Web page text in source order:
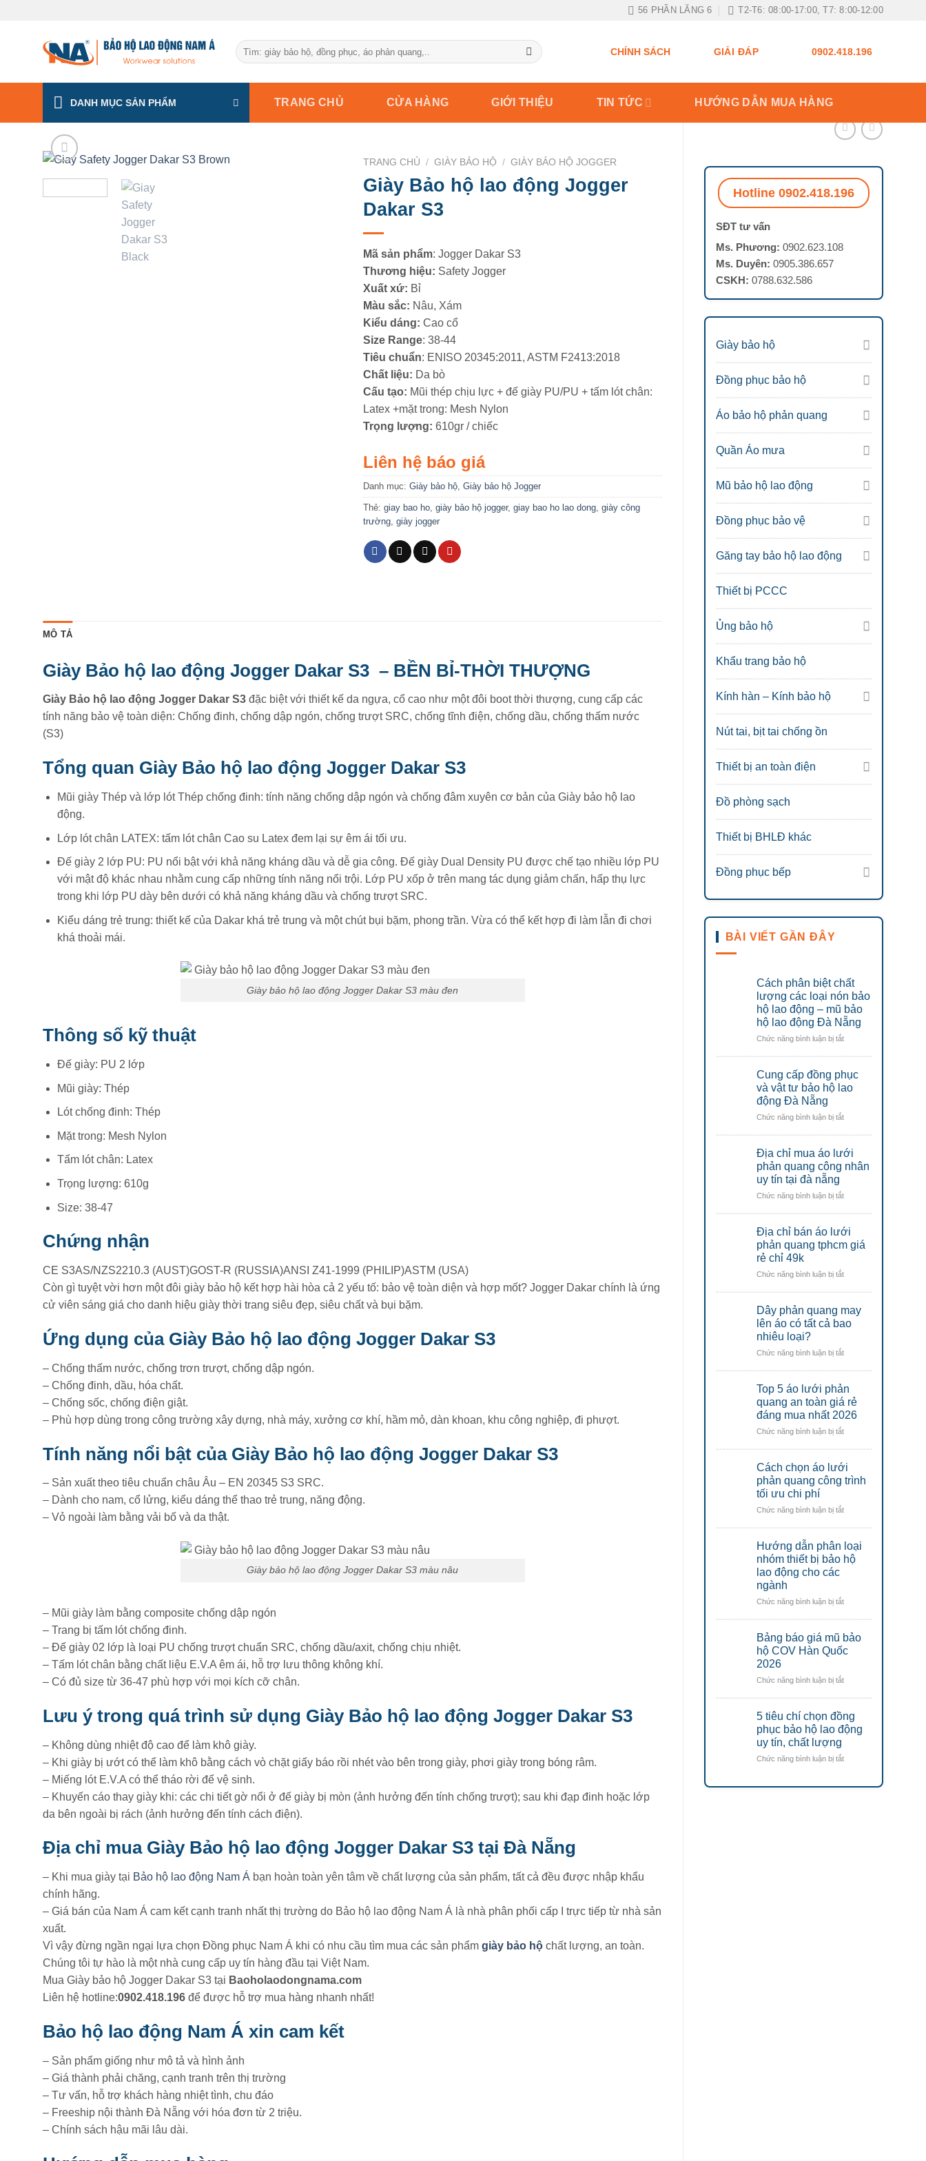
56 PHẦN LĂNG 6 T2-T6: 08:00-17:00, T7: 8:00-12:00
Tìm
kiếm:
CHÍNH SÁCH GIẢI ĐÁP 0902.418.196
DANH MỤC SẢN PHẨM TRANG CHỦ CỬA HÀNG GIỚI THIỆU TIN TỨC HƯỚNG DẪN MUA HÀNG
Hotline 0902.418.196
SĐT tư vấn
Ms. Phương: 0902.623.108
Ms. Duyên: 0905.386.657
CSKH: 0788.632.586
Giày bảo hộ
Đồng phục bảo hộ
Áo bảo hộ phản quang
Quần Áo mưa
Mũ bảo hộ lao động
Đồng phục bảo vệ
Găng tay bảo hộ lao động
Thiết bị PCCC
Ủng bảo hộ
Khẩu trang bảo hộ
Kính hàn – Kính bảo hộ
Nút tai, bịt tai chống ồn
Thiết bị an toàn điện
Đồ phòng sạch
Thiết bị BHLĐ khác
Đồng phục bếp
BÀI VIẾT GẦN ĐÂY
Cách phân biệt chất
lượng các loại nón bảo
hộ lao động – mũ bảo
hộ lao động Đà Nẵng
Chức năng bình luận bị tắtở
biệt
chất
loại
hộ
lao
hộ
lao
động
Nẵng
Cung cấp đồng phục
và vật tư bảo hộ lao
động Đà Nẵng
Chức năng bình luận bị tắtở
đồng
phục
tư
lao
động
Địa chỉ mua áo lưới
phản quang công nhân
uy tín tại đà nẵng
Chức năng bình luận bị tắtở
mua
áo
lưới
quang
uy
tín
Địa chỉ bán áo lưới
phản quang tphcm giá
rẻ chỉ 49k
Chức năng bình luận bị tắtở
bán
áo
quang
rẻ
chỉ
49k
Dây phản quang may
lên áo có tất cả bao
nhiêu loại?
Chức năng bình luận bị tắtở
quang
may
lên
có
bao
nhiêu
Top 5 áo lưới phản
quang an toàn giá rẻ
đáng mua nhất 2026
Chức năng bình luận bị tắtở
áo
lưới
an
rẻ
đáng
Cách chọn áo lưới
phản quang công trình
tối ưu chi phí
Chức năng bình luận bị tắtở
áo
lưới
trình
chi
phí
Hướng dẫn phân loại
nhóm thiết bị bảo hộ
lao động cho các
ngành
Chức năng bình luận bị tắtở
phân
loại
bị
lao
động
Bảng báo giá mũ bảo
hộ COV Hàn Quốc
2026
Chức năng bình luận bị tắtở
giá
mũ
COV
Quốc
5 tiêu chí chọn đồng
phục bảo hộ lao động
uy tín, chất lượng
Chức năng bình luận bị tắtở
TRANG CHỦ / GIÀY BẢO HỘ / GIÀY BẢO HỘ JOGGER
Giày Bảo hộ lao động Jogger
Dakar S3
Mã sản phẩm: Jogger Dakar S3
Thương hiệu: Safety Jogger
Xuất xứ: Bỉ
Màu sắc: Nâu, Xám
Kiểu dáng: Cao cổ
Size Range: 38-44
Tiêu chuẩn: ENISO 20345:2011, ASTM F2413:2018
Chất liệu: Da bò
Cấu tạo: Mũi thép chịu lực + đế giày PU/PU + tấm lót chân:
Latex +mặt trong: Mesh Nylon
Trọng lượng: 610gr / chiếc
Liên hệ báo giá
Danh mục: Giày bảo hộ, Giày bảo hộ Jogger
Thẻ: giay bao ho, giày bảo hộ jogger, giay bao ho lao dong, giày công
trường, giày jogger
MÔ TẢ
Giày Bảo hộ lao động Jogger Dakar S3 – BỀN BỈ-THỜI THƯỢNG
Giày Bảo hộ lao động Jogger Dakar S3 đặc biệt với thiết kế da ngựa, cổ cao như một đôi boot thời thượng, cung cấp các
tính năng bảo vệ toàn diện: Chống đinh, chống dập ngón, chống trượt SRC, chống tĩnh điện, chống dầu, chống thấm nước
(S3)
Tổng quan Giày Bảo hộ lao động Jogger Dakar S3
Mũi giày Thép và lớp lót Thép chống đinh: tính năng chống dập ngón và chống đâm xuyên cơ bản của Giày bảo hộ lao
động.
Lớp lót chân LATEX: tấm lót chân Cao su Latex đem lại sự êm ái tối ưu.
Đế giày 2 lớp PU: PU nổi bật với khả năng kháng dầu và dễ gia công. Đế giày Dual Density PU được chế tạo nhiều lớp PU
với mật độ khác nhau nhằm cung cấp những tính năng nổi trội. Lớp PU xốp ở trên mang tác dụng giảm chấn, hấp thụ lực
trong khi lớp PU dày bên dưới có khả năng kháng dầu và chống trượt SRC.
Kiểu dáng trẻ trung: thiết kế của Dakar khá trẻ trung và một chút bụi bặm, phong trần. Vừa có thể kết hợp đi làm lẫn đi chơi
khá thoải mái.
Giày bảo hộ lao động Jogger Dakar S3 màu đen
Thông số kỹ thuật
Đế giày: PU 2 lớp
Mũi giày: Thép
Lót chống đinh: Thép
Mặt trong: Mesh Nylon
Tấm lót chân: Latex
Trọng lượng: 610g
Size: 38-47
Chứng nhận
CE S3AS/NZS2210.3 (AUST)GOST-R (RUSSIA)ANSI Z41-1999 (PHILIP)ASTM (USA)
Còn gì tuyệt vời hơn một đôi giày bảo hộ kết hợp hài hòa cả 2 yếu tố: bảo vệ toàn diện và hợp mốt? Jogger Dakar chính là ứng
cử viên sáng giá cho danh hiệu giày thời trang siêu đẹp, siêu chất và bụi bặm.
Ứng dụng của Giày Bảo hộ lao động Jogger Dakar S3
– Chống thấm nước, chống trơn trượt, chống dập ngón.
– Chống đinh, dầu, hóa chất.
– Chống sốc, chống điện giật.
– Phù hợp dùng trong công trường xây dựng, nhà máy, xưởng cơ khí, hầm mỏ, dàn khoan, khu công nghiệp, đi phượt.
Tính năng nổi bật của Giày Bảo hộ lao động Jogger Dakar S3
– Sản xuất theo tiêu chuẩn châu Âu – EN 20345 S3 SRC.
– Dành cho nam, cổ lửng, kiểu dáng thể thao trẻ trung, năng động.
– Vỏ ngoài làm bằng vải bố và da thật.
Giày bảo hộ lao động Jogger Dakar S3 màu nâu
– Mũi giày làm bằng composite chống dập ngón
– Trang bị tấm lót chống đinh.
– Đế giày 02 lớp là loại PU chống trượt chuẩn SRC, chống dầu/axit, chống chịu nhiệt.
– Tấm lót chân bằng chất liệu E.V.A êm ái, hỗ trợ lưu thông không khí.
– Có đủ size từ 36-47 phù hợp với mọi kích cỡ chân.
Lưu ý trong quá trình sử dụng Giày Bảo hộ lao động Jogger Dakar S3
– Không dùng nhiệt độ cao để làm khô giày.
– Khi giày bị ướt có thể làm khô bằng cách vò chặt giấy báo rồi nhét vào bên trong giày, phơi giày trong bóng râm.
– Miếng lót E.V.A có thể tháo rời để vệ sinh.
– Khuyến cáo thay giày khi: các chi tiết gờ nổi ở đế giày bị mòn (ảnh hưởng đến tính chống trượt); sau khi đạp đinh hoặc lớp
da bên ngoài bị rách (ảnh hưởng đến tính cách điện).
Địa chỉ mua Giày Bảo hộ lao động Jogger Dakar S3 tại Đà Nẵng
– Khi mua giày tại Bảo hộ lao động Nam Á bạn hoàn toàn yên tâm về chất lượng của sản phẩm, tất cả đều được nhập khẩu
chính hãng.
– Giá bán của Nam Á cam kết cạnh tranh nhất thị trường do Bảo hộ lao động Nam Á là nhà phân phối cấp I trực tiếp từ nhà sản
xuất.
Vì vậy đừng ngần ngại lựa chọn Đồng phục Nam Á khi có nhu cầu tìm mua các sản phẩm giày bảo hộ chất lượng, an toàn.
Chúng tôi tự hào là một nhà cung cấp uy tín hàng đầu tại Việt Nam.
Mua Giày bảo hộ Jogger Dakar S3 tại Baoholaodongnama.com
Liên hệ hotline:0902.418.196 để được hỗ trợ mua hàng nhanh nhất!
Bảo hộ lao động Nam Á xin cam kết
– Sản phẩm giống như mô tả và hình ảnh
– Giá thành phải chăng, cạnh tranh trên thị trường
– Tư vấn, hỗ trợ khách hàng nhiệt tình, chu đáo
– Freeship nội thành Đà Nẵng với hóa đơn từ 2 triệu.
– Chính sách hậu mãi lâu dài.